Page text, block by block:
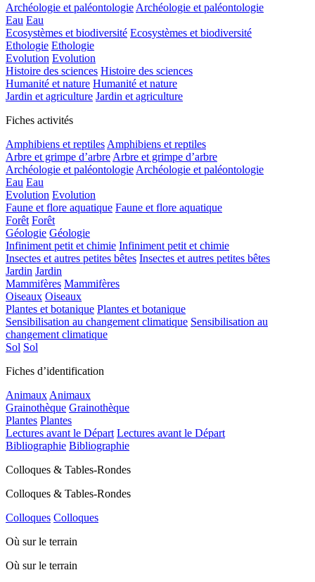
Archéologie et paléontologie Archéologie et paléontologie
Eau Eau
Ecosystèmes et biodiversité Ecosystèmes et biodiversité
Ethologie Ethologie
Evolution Evolution
Histoire des sciences Histoire des sciences
Humanité et nature Humanité et nature
Jardin et agriculture Jardin et agriculture
Fiches activités
Amphibiens et reptiles Amphibiens et reptiles
Arbre et grimpe d’arbre Arbre et grimpe d’arbre
Archéologie et paléontologie Archéologie et paléontologie
Eau Eau
Evolution Evolution
Faune et flore aquatique Faune et flore aquatique
Forêt Forêt
Géologie Géologie
Infiniment petit et chimie Infiniment petit et chimie
Insectes et autres petites bêtes Insectes et autres petites bêtes
Jardin Jardin
Mammifères Mammifères
Oiseaux Oiseaux
Plantes et botanique Plantes et botanique
Sensibilisation au changement climatique Sensibilisation au
changement climatique
Sol Sol
Fiches d’identification
Animaux Animaux
Grainothèque Grainothèque
Plantes Plantes
Lectures avant le Départ Lectures avant le Départ
Bibliographie Bibliographie
Colloques & Tables-Rondes
Colloques & Tables-Rondes
Colloques Colloques
Où sur le terrain
Où sur le terrain